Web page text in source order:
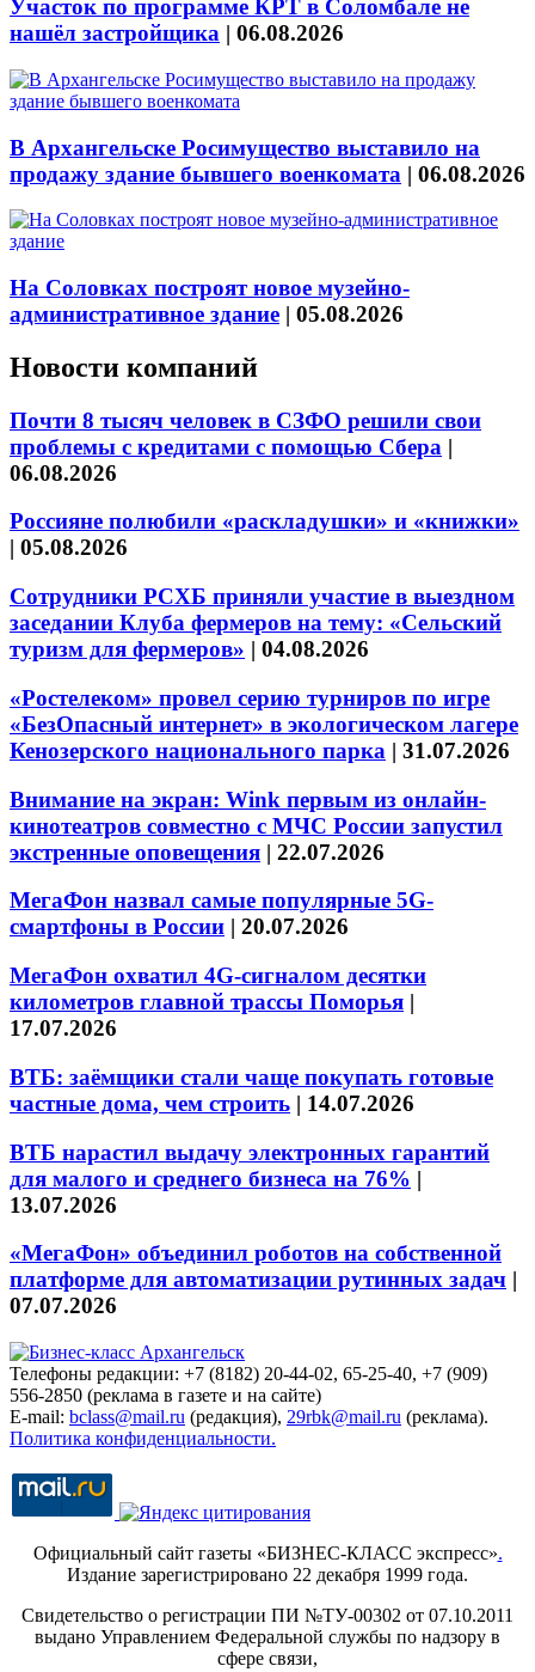
Участок по программе КРТ в Соломбале не
нашёл застройщика | 06.08.2026
В Архангельске Росимущество выставило на
продажу здание бывшего военкомата | 06.08.2026
На Соловках построят новое музейно-
административное здание | 05.08.2026
Новости компаний
Почти 8 тысяч человек в СЗФО решили свои
проблемы с кредитами с помощью Сбера |
06.08.2026
Россияне полюбили «раскладушки» и «книжки»
| 05.08.2026
Сотрудники РСХБ приняли участие в выездном
заседании Клуба фермеров на тему: «Сельский
туризм для фермеров» | 04.08.2026
«Ростелеком» провел серию турниров по игре
«БезОпасный интернет» в экологическом лагере
Кенозерского национального парка | 31.07.2026
Внимание на экран: Wink первым из онлайн-
кинотеатров совместно с МЧС России запустил
экстренные оповещения | 22.07.2026
МегаФон назвал самые популярные 5G-
смартфоны в России | 20.07.2026
МегаФон охватил 4G-сигналом десятки
километров главной трассы Поморья |
17.07.2026
ВТБ: заёмщики стали чаще покупать готовые
частные дома, чем строить | 14.07.2026
ВТБ нарастил выдачу электронных гарантий
для малого и среднего бизнеса на 76% |
13.07.2026
«МегаФон» объединил роботов на собственной
платформе для автоматизации рутинных задач |
07.07.2026
Телефоны редакции: +7 (8182) 20-44-02, 65-25-40, +7 (909)
556-2850 (реклама в газете и на сайте)
E-mail: bclass@mail.ru (редакция), 29rbk@mail.ru (реклама).
Политика конфиденциальности.
Официальный сайт газеты «БИЗНЕС-КЛАСС экспресс».
Издание зарегистрировано 22 декабря 1999 года.
Свидетельство о регистрации ПИ №ТУ-00302 от 07.10.2011
выдано Управлением Федеральной службы по надзору в
сфере связи,